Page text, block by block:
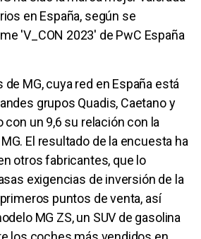
en España, según se
'V_CON 2023' de PwC España
MG, cuya red en España está
grupos Quadis, Caetano y
con un 9,6 su relación con la
El resultado de la encuesta ha
otros fabricantes, que lo
exigencias de inversión de la
puntos de venta, así
MG ZS, un SUV de gasolina